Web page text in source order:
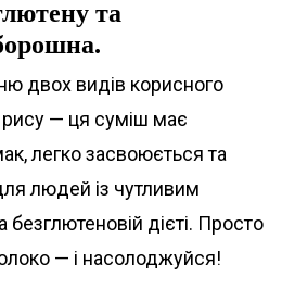
та
двох видів корисного
— ця суміш має
легко засвоюється та
людей із чутливим
дієті. Просто
— і насолоджуйся!